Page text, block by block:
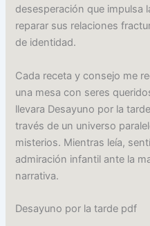
desesperación que impulsa
reparar sus relaciones
de identidad.
Cada receta y consejo me
una mesa con seres
llevara Desayuno por la
través de un universo
misterios. Mientras leía,
admiración infantil ante la
narrativa.
Desayuno por la tarde pdf